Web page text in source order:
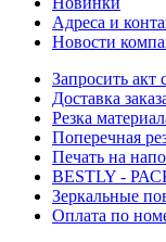
Адреса и
Новости
Запросить акт
Доставка
Резка
Поперечная
Печать на
BESTLY -
Зеркальные
Оплата по